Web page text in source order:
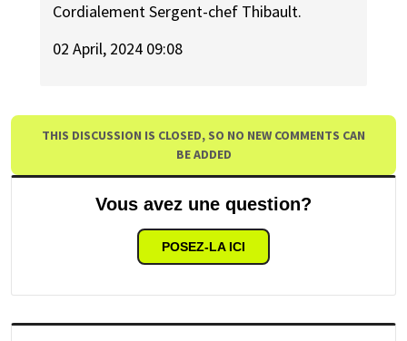
Cordialement Sergent-chef Thibault.
02 April, 2024 09:08
THIS DISCUSSION IS CLOSED, SO NO NEW COMMENTS CAN
BE ADDED
Vous avez une question?
POSEZ-LA ICI